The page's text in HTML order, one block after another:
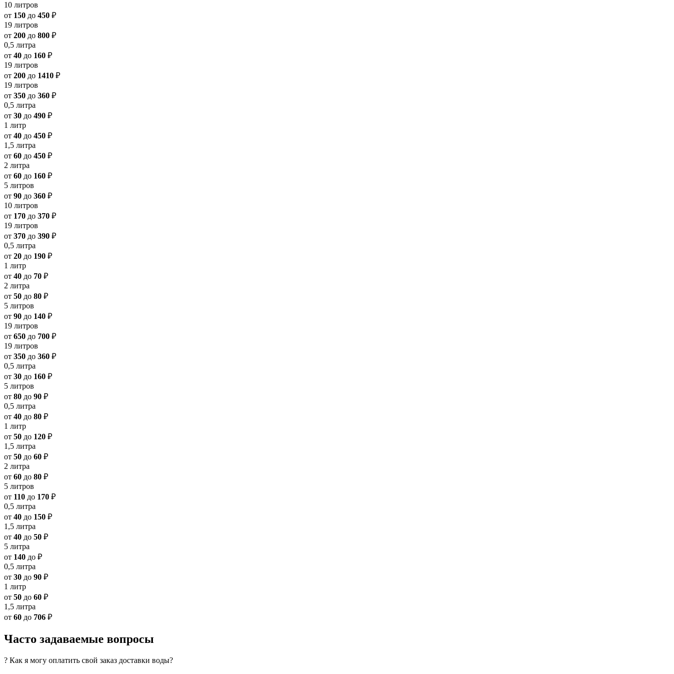
10 литров
от 150 до 450 ₽
19 литров
от 200 до 800 ₽
0,5 литра
от 40 до 160 ₽
19 литров
от 200 до 1410 ₽
19 литров
от 350 до 360 ₽
0,5 литра
от 30 до 490 ₽
1 литр
от 40 до 450 ₽
1,5 литра
от 60 до 450 ₽
2 литра
от 60 до 160 ₽
5 литров
от 90 до 360 ₽
10 литров
от 170 до 370 ₽
19 литров
от 370 до 390 ₽
0,5 литра
от 20 до 190 ₽
1 литр
от 40 до 70 ₽
2 литра
от 50 до 80 ₽
5 литров
от 90 до 140 ₽
19 литров
от 650 до 700 ₽
19 литров
от 350 до 360 ₽
0,5 литра
от 30 до 160 ₽
5 литров
от 80 до 90 ₽
0,5 литра
от 40 до 80 ₽
1 литр
от 50 до 120 ₽
1,5 литра
от 50 до 60 ₽
2 литра
от 60 до 80 ₽
5 литров
от 110 до 170 ₽
0,5 литра
от 40 до 150 ₽
1,5 литра
от 40 до 50 ₽
5 литра
от 140 до ₽
0,5 литра
от 30 до 90 ₽
1 литр
от 50 до 60 ₽
1,5 литра
от 60 до 706 ₽
Часто задаваемые вопросы
? Как я могу оплатить свой заказ доставки воды?